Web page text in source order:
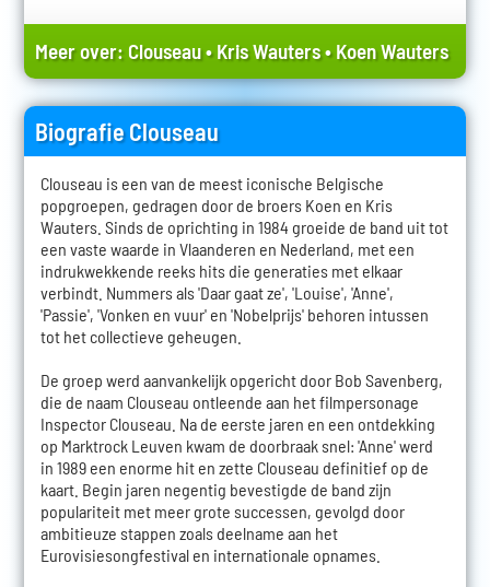
Meer over: Clouseau•Kris Wauters•Koen Wauters
Biografie Clouseau
Clouseau is een van de meest iconische Belgische
popgroepen, gedragen door de broers Koen en Kris
Wauters. Sinds de oprichting in 1984 groeide de band uit tot
een vaste waarde in Vlaanderen en Nederland, met een
indrukwekkende reeks hits die generaties met elkaar
verbindt. Nummers als 'Daar gaat ze', 'Louise', 'Anne',
'Passie', 'Vonken en vuur' en 'Nobelprijs' behoren intussen
tot het collectieve geheugen.
De groep werd aanvankelijk opgericht door Bob Savenberg,
die de naam Clouseau ontleende aan het filmpersonage
Inspector Clouseau. Na de eerste jaren en een ontdekking
op Marktrock Leuven kwam de doorbraak snel: 'Anne' werd
in 1989 een enorme hit en zette Clouseau definitief op de
kaart. Begin jaren negentig bevestigde de band zijn
populariteit met meer grote successen, gevolgd door
ambitieuze stappen zoals deelname aan het
Eurovisiesongfestival en internationale opnames.